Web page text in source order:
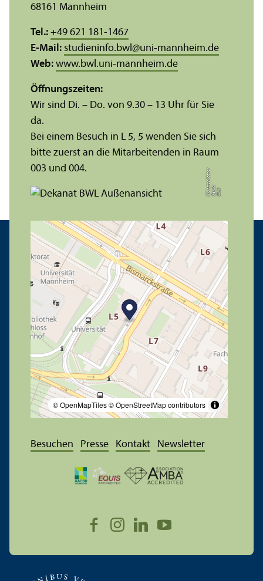
Bil
d:
X
e
ni
aM
ü
n
s
te
r
k
ö
t
t
e
r
© OpenMapTiles© OpenStreetMap contributors
68161 Mannheim
Tel.: +49 621 181-1467
E-Mail: studieninfo.bwl @uni-mannheim.de
Web: www.bwl.uni-mannheim.de
Öffnungs­zeiten:
Wir sind Di. – Do. von 9.30 – 13 Uhr für Sie
da.
Bei einem Besuch in L 5, 5 wenden Sie sich
bitte zuerst an die Mitarbeitenden in Raum
003 und 004.
Besuchen Presse Kontakt Newsletter